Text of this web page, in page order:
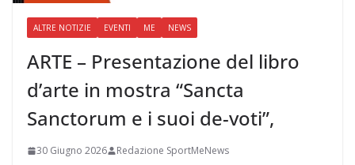
ALTRE NOTIZIE EVENTI ME NEWS
ARTE – Presentazione del libro
d’arte in mostra “Sancta
Sanctorum e i suoi de-voti”,
30 Giugno 2026 Redazione SportMeNews